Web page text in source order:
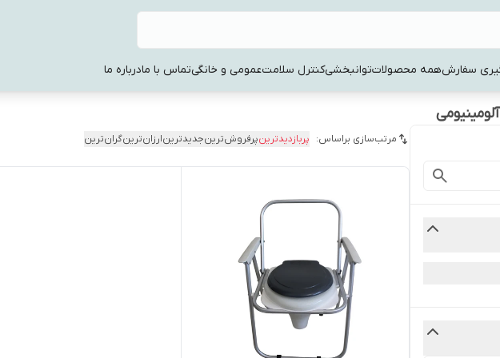
سفارشهمه محصولاتتوانبخشیکنترل سلامتعمومی و خانگیتماس با مادرباره ما
مرتب‌سازی براساس: پربازدیدترینپرفروش‌ترینجدیدترینارزان‌ترینگران‌ترین